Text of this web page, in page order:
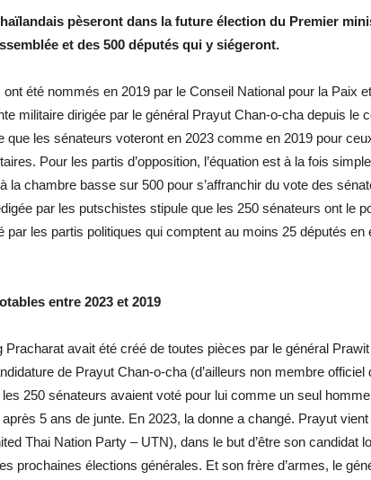
pèseront dans la future élection du Premier
et des 500 députés qui y siégeront.
été nommés en 2019 par le Conseil National pour la Paix
militaire dirigée par le général Prayut Chan-o-cha depuis le
que les sénateurs voteront en 2023 comme en 2019 pour
Pour les partis d’opposition, l’équation est à la fois
la chambre basse sur 500 pour s’affranchir du vote des
par les putschistes stipule que les 250 sénateurs ont le
par les partis politiques qui comptent au moins 25 députés en
entre 2023 et 2019
Pracharat avait été créé de toutes pièces par le général Prawit
de Prayut Chan-o-cha (d’ailleurs non membre officiel
250 sénateurs avaient voté pour lui comme un seul
5 ans de junte. En 2023, la donne a changé. Prayut vient
Thai Nation Party – UTN), dans le but d’être son candidat
prochaines élections générales. Et son frère d’armes, le